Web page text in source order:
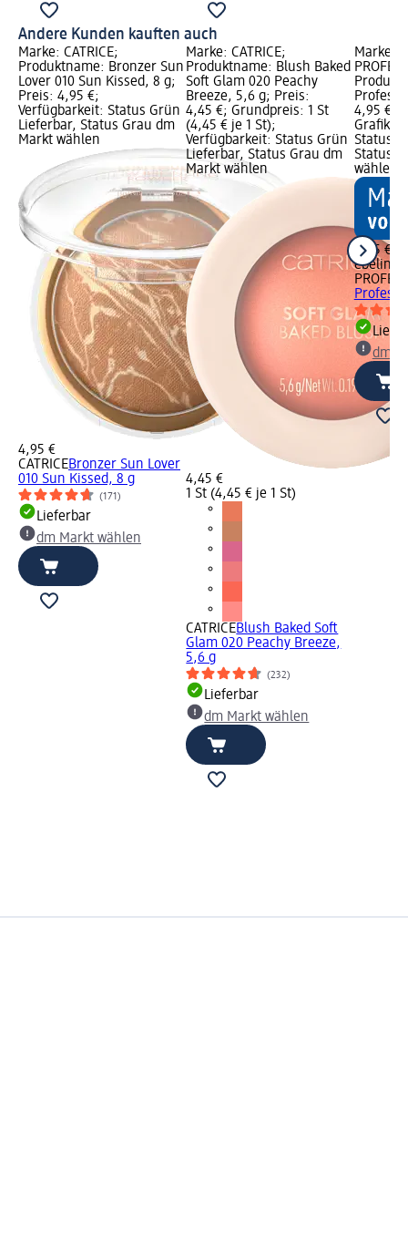
Andere Kunden kauften auch
Marke: CATRICE;
Produktname: Bronzer Sun
Lover 010 Sun Kissed, 8 g;
Preis: 4,95 €;
Verfügbarkeit: Status Grün
Lieferbar, Status Grau dm
Markt wählen
4,95 €
CATRICEBronzer Sun Lover
010 Sun Kissed, 8 g
(171)
Lieferbar
dm Markt wählen
Marke: CATRICE;
Produktname: Blush Baked
Soft Glam 020 Peachy
Breeze, 5,6 g; Preis:
4,45 €; Grundpreis: 1 St
(4,45 € je 1 St);
Verfügbarkeit: Status Grün
Lieferbar, Status Grau dm
Markt wählen
4,45 €
1 St (4,45 € je 1 St)
CATRICEBlush Baked Soft
Glam 020 Peachy Breeze,
5,6 g
(232)
Lieferbar
dm Markt wählen
Marke:
4,95 €;
Grafik;
Status
Status
wählen
4,95 €
ebelin
dm